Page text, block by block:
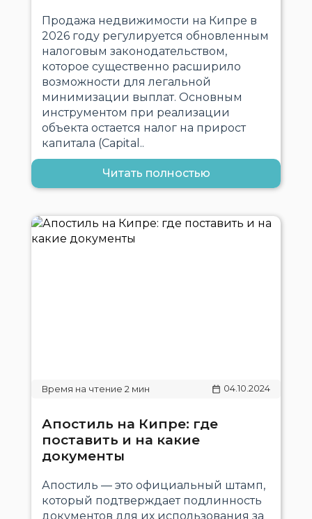
Продажа недвижимости на Кипре в
2026 году регулируется обновленным
налоговым законодательством,
которое существенно расширило
возможности для легальной
минимизации выплат. Основным
инструментом при реализации
объекта остается налог на прирост
капитала (Capital..
Читать полностью
04.10.2024
Апостиль на Кипре: где
поставить и на какие
документы
Апостиль — это официальный штамп,
который подтверждает подлинность
документов для их использования за